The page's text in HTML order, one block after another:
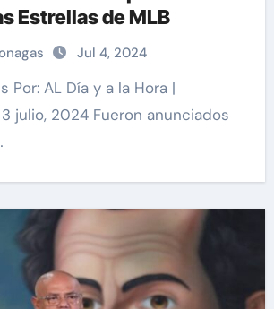
Estrellas de MLB
Jul 4, 2024
julio, 2024 Fueron anunciados